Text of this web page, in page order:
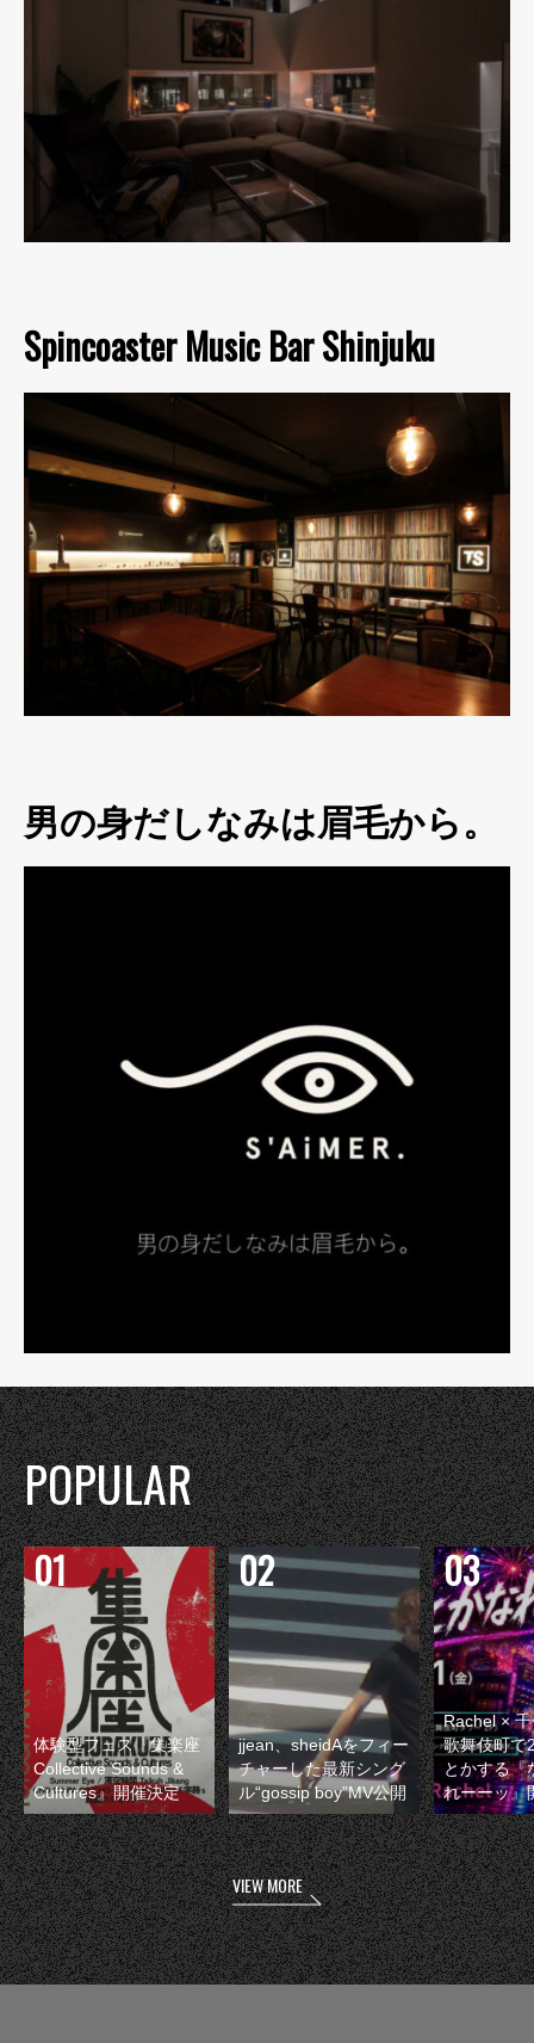
Spincoaster Music Bar Shinjuku
男の身だしなみは眉毛から。
POPULAR
体験型フェス『集楽座
Collective Sounds &
Cultures』開催決定
jjean、sheidAをフィー
チャーした最新シング
ル“gossip boy”MV公開
Rachel ×
歌舞伎町で
とかする『
れーーッ』
VIEW MORE